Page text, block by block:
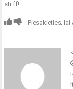
stuff!
Piesakieties, lai